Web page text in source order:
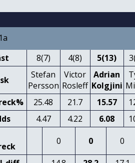
8(7) 4(8) 5(13)
Stefan
Persson
Victor
Rosleff
Adrian
Kolgjini
25.48 21.7 15.57
4.47 4.22 6.08
0 0
0